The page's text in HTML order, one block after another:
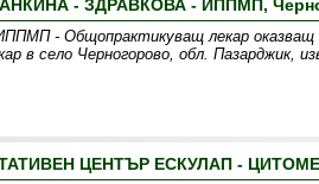
- ЗДРАВКОВА - ИППМП,
- Общопрактикуващ лекар оказващ
в село Черногорово, обл. Пазарджик,
ЦЕНТЪР ЕСКУЛАП -